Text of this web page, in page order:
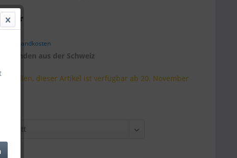
€ *
inkl. Versandkosten
Kunden aus der Schweiz
dieser Artikel ist verfügbar ab 20. November